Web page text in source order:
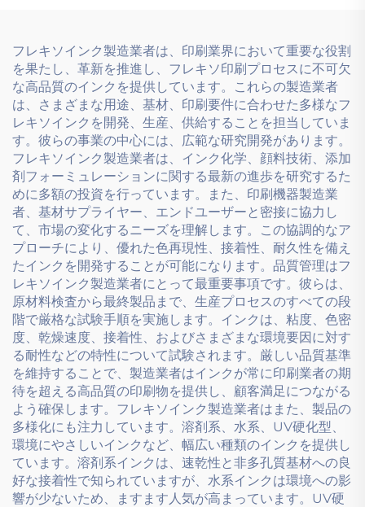
フレキソインク製造業者は、印刷業界において重要な役割
を果たし、革新を推進し、フレキソ印刷プロセスに不可欠
な高品質のインクを提供しています。これらの製造業者
は、さまざまな用途、基材、印刷要件に合わせた多様なフ
レキソインクを開発、生産、供給することを担当していま
す。彼らの事業の中心には、広範な研究開発があります。
フレキソインク製造業者は、インク化学、顔料技術、添加
剤フォーミュレーションに関する最新の進歩を研究するた
めに多額の投資を行っています。また、印刷機器製造業
者、基材サプライヤー、エンドユーザーと密接に協力し
て、市場の変化するニーズを理解します。この協調的なア
プローチにより、優れた色再現性、接着性、耐久性を備え
たインクを開発することが可能になります。品質管理はフ
レキソインク製造業者にとって最重要事項です。彼らは、
原材料検査から最終製品まで、生産プロセスのすべての段
階で厳格な試験手順を実施します。インクは、粘度、色密
度、乾燥速度、接着性、およびさまざまな環境要因に対す
る耐性などの特性について試験されます。厳しい品質基準
を維持することで、製造業者はインクが常に印刷業者の期
待を超える高品質の印刷物を提供し、顧客満足につながる
よう確保します。フレキソインク製造業者はまた、製品の
多様化にも注力しています。溶剤系、水系、UV硬化型、
環境にやさしいインクなど、幅広い種類のインクを提供し
ています。溶剤系インクは、速乾性と非多孔質基材への良
好な接着性で知られていますが、水系インクは環境への影
響が少ないため、ますます人気が高まっています。UV硬